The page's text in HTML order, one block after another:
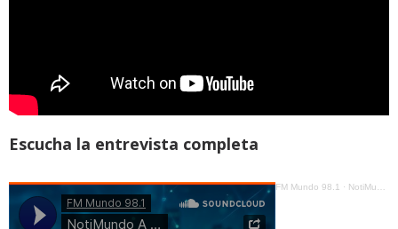
Escucha la entrevista completa
FM Mundo 98.1 · NotiMundo A La Carta - Andrés Castillo, ¿Vuelve el show y el desprestigio a la Asamblea? y posible juicio político a Godoy y CPCCS